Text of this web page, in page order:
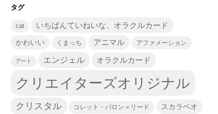
タグ
cat いちばんていねいな、オラクルカード
かわいい くまっち アニマル アファメーション
アート エンジェル オラクルカード
クリエイターズオリジナル
クリスタル コレット・バロン＝リード スカラベオ